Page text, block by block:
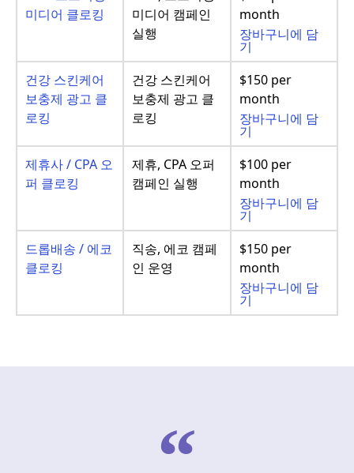
미디어 클로킹
미디어 캠페인
실행
month
장바구니에 담
기
건강 스킨케어
보충제 광고 클
로킹
건강 스킨케어
보충제 광고 클
로킹
$150 per
month
장바구니에 담
기
제휴사 / CPA 오
퍼 클로킹
제휴, CPA 오퍼
캠페인 실행
$100 per
month
장바구니에 담
기
드롭배송 / 에코
클로킹
직송, 에코 캠페
인 운영
$150 per
month
장바구니에 담
기